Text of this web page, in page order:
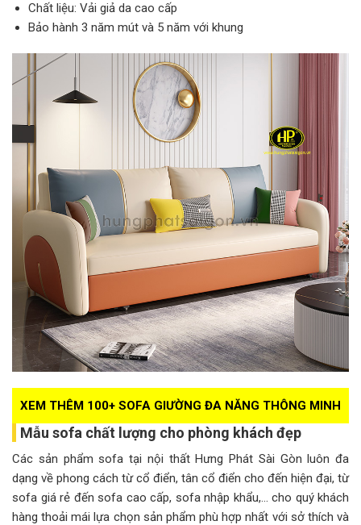
Chất liệu: Vải giả da cao cấp
Bảo hành 3 năm mút và 5 năm với khung
XEM THÊM 100+ SOFA GIƯỜNG ĐA NĂNG THÔNG MINH
Mẫu sofa chất lượng cho phòng khách đẹp
Các sản phẩm sofa tại nội thất Hưng Phát Sài Gòn luôn đa
dạng về phong cách từ cổ điển, tân cổ điển cho đến hiện đại, từ
sofa giá rẻ đến sofa cao cấp, sofa nhập khẩu,… cho quý khách
hàng thoải mái lựa chọn sản phẩm phù hợp nhất với sở thích và